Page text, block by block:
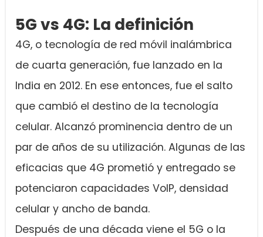
5G vs 4G: La definición
4G, o tecnología de red móvil inalámbrica
de cuarta generación, fue lanzado en la
India en 2012. En ese entonces, fue el salto
que cambió el destino de la tecnología
celular. Alcanzó prominencia dentro de un
par de años de su utilización. Algunas de las
eficacias que 4G prometió y entregado se
potenciaron capacidades VoIP, densidad
celular y ancho de banda.
Después de una década viene el 5G o la